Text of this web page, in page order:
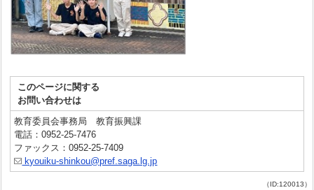
このページに関する
お問い合わせは
教育委員会事務局 教育振興課
電話：0952-25-7476
ファックス：0952-25-7409
kyouiku-shinkou@pref.saga.lg.jp
（ID:120013）